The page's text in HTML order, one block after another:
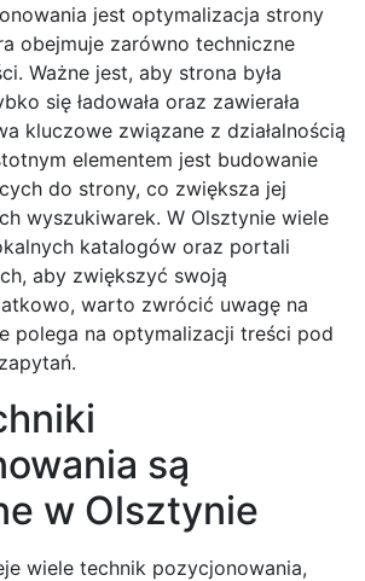
jest optymalizacja strony
obejmuje zarówno techniczne
Ważne jest, aby strona była
się ładowała oraz zawierała
kluczowe związane z działalnością
elementem jest budowanie
do strony, co zwiększa jej
wyszukiwarek. W Olsztynie wiele
katalogów oraz portali
aby zwiększyć swoją
warto zwrócić uwagę na
polega na optymalizacji treści pod
są
w Olsztynie
wiele technik pozycjonowania,